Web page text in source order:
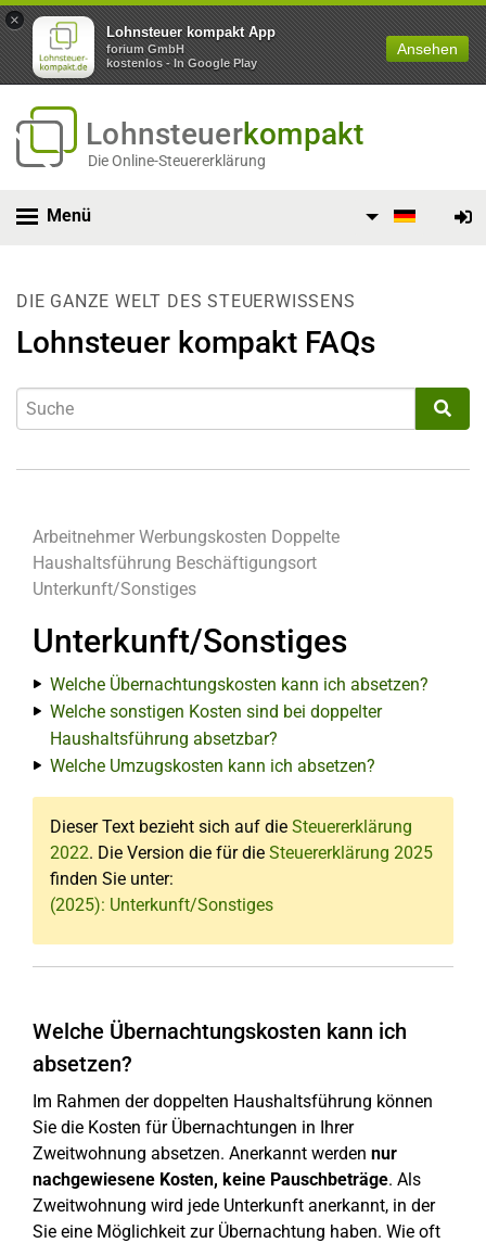
×
Lohnsteuer kompakt App
forium GmbH
kostenlos - In Google Play
Ansehen
Lohnsteuerkompakt
Die Online-Steuererklärung
Menü
DIE GANZE WELT DES STEUERWISSENS
Lohnsteuer kompakt FAQs
Arbeitnehmer Werbungskosten Doppelte
Haushaltsführung Beschäftigungsort
Unterkunft/Sonstiges
Unterkunft/Sonstiges
Welche Übernachtungskosten kann ich absetzen?
Welche sonstigen Kosten sind bei doppelter
Haushaltsführung absetzbar?
Welche Umzugskosten kann ich absetzen?
Dieser Text bezieht sich auf die Steuererklärung
2022. Die Version die für die Steuererklärung 2025
finden Sie unter:
(2025): Unterkunft/Sonstiges
Welche Übernachtungskosten kann ich
absetzen?
Im Rahmen der doppelten Haushaltsführung können
Sie die Kosten für Übernachtungen in Ihrer
Zweitwohnung absetzen. Anerkannt werden nur
nachgewiesene Kosten, keine Pauschbeträge. Als
Zweitwohnung wird jede Unterkunft anerkannt, in der
Sie eine Möglichkeit zur Übernachtung haben. Wie oft